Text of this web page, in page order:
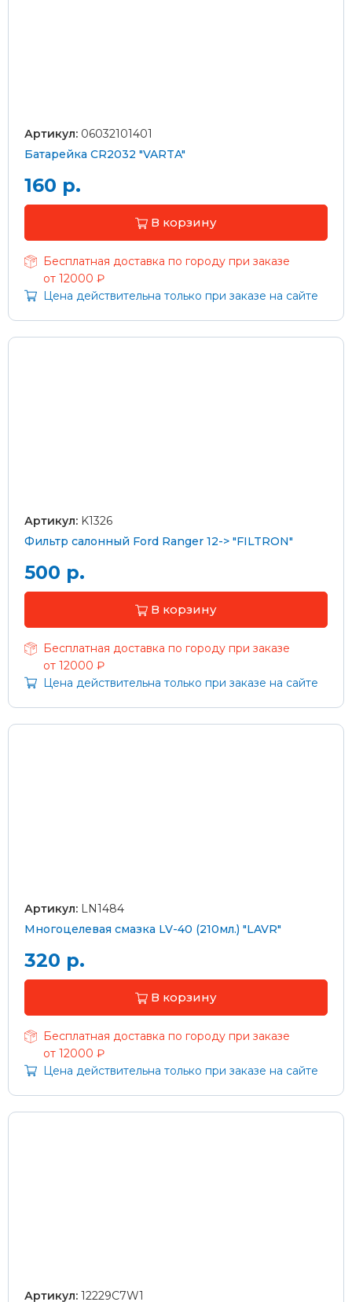
Артикул: 06032101401
Батарейка CR2032 "VARTA"
160 р.
В корзину
Бесплатная доставка по городу при заказе
от 12000 ₽
Цена действительна только при заказе на сайте
Артикул: K1326
Фильтр салонный Ford Ranger 12-> "FILTRON"
500 р.
В корзину
Бесплатная доставка по городу при заказе
от 12000 ₽
Цена действительна только при заказе на сайте
Артикул: LN1484
Многоцелевая смазка LV-40 (210мл.) "LAVR"
320 р.
В корзину
Бесплатная доставка по городу при заказе
от 12000 ₽
Цена действительна только при заказе на сайте
Артикул: 12229C7W1